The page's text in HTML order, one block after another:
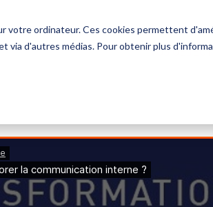
votre ordinateur. Ces cookies permettent
via d'autres médias. Pour obtenir plus
VOS